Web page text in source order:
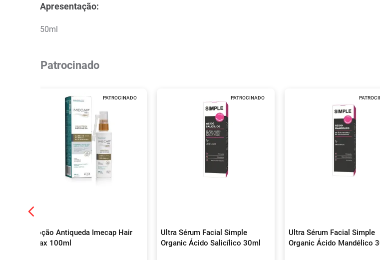
Apresentação:
50ml
Patrocinado
PATROCINADO
Loção Antiqueda Imecap Hair
Max 100ml
PATROCINADO
Ultra Sérum Facial Simple
Organic Ácido Salicílico 30ml
Ultra Sérum Facial Simple
Organic Ácido Mandélico